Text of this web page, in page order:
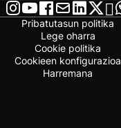
Pribatutasun politika
Lege oharra
Cookie politika
Cookieen konfigurazioa
Harremana